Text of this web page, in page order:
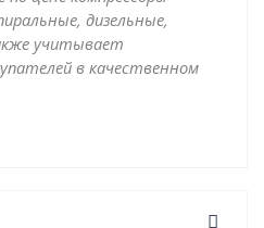
дизельные,
учитывает
в качественном